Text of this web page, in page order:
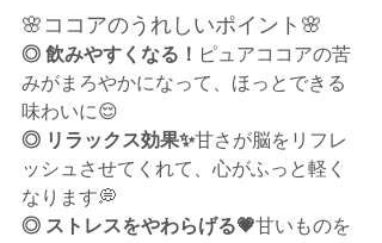
🌸ココアのうれしいポイント🌸
◎ 飲みやすくなる！ ピュアココアの苦
みがまろやかになって、ほっとできる
味わいに😌
◎ リラックス効果✨甘さが脳をリフレ
ッシュさせてくれて、心がふっと軽く
なります💭
◎ ストレスをやわらげる💗甘いものを